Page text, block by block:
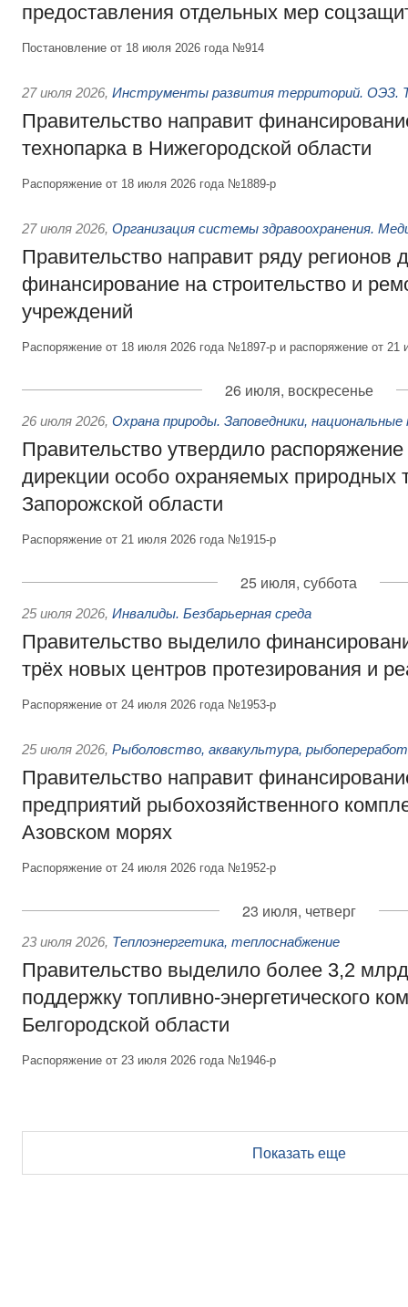
предоставления отдельных мер
Постановление от 18 июля 2026 года №914
27 июля 2026, Инструменты развития территорий. ОЭЗ.
Правительство направит
технопарка в Нижегородской области
Распоряжение от 18 июля 2026 года №1889-р
27 июля 2026, Организация системы здравоохранения.
Правительство направит ряду регионов
финансирование на строительство и
учреждений
Распоряжение от 18 июля 2026 года №1897-р и распоряжение от
26 июля, воскресенье
26 июля 2026, Охрана природы. Заповедники, национальные
Правительство утвердило
дирекции особо охраняемых природных
Запорожской области
Распоряжение от 21 июля 2026 года №1915-р
25 июля, суббота
25 июля 2026, Инвалиды. Безбарьерная среда
Правительство выделило
трёх новых центров протезирования и
Распоряжение от 24 июля 2026 года №1953-р
25 июля 2026, Рыболовство, аквакультура,
Правительство направит
предприятий рыбохозяйственного
Азовском морях
Распоряжение от 24 июля 2026 года №1952-р
23 июля, четверг
23 июля 2026, Теплоэнергетика, теплоснабжение
Правительство выделило более 3,2
поддержку топливно-энергетического
Белгородской области
Распоряжение от 23 июля 2026 года №1946-р
Показать еще